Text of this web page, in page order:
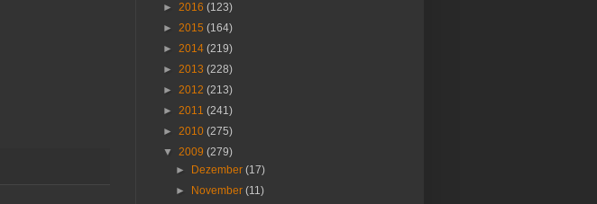
► 2016 (123)
► 2015 (164)
► 2014 (219)
► 2013 (228)
► 2012 (213)
► 2011 (241)
► 2010 (275)
▼ 2009 (279)
►
Dezember(17)
►
November(11)